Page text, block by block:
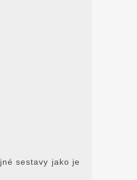
sestavy jako je